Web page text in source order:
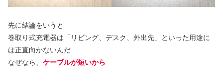
先に結論をいうと
巻取り式充電器は「リビング、デスク、外出先」といった用途に
は正直向かないんだ
なぜなら、 ケーブルが短いから